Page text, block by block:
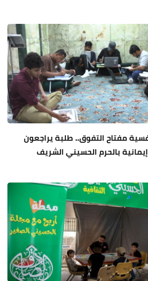
مفتاح التفوق.. طلبة يراجعون
بالحرم الحسيني الشريف